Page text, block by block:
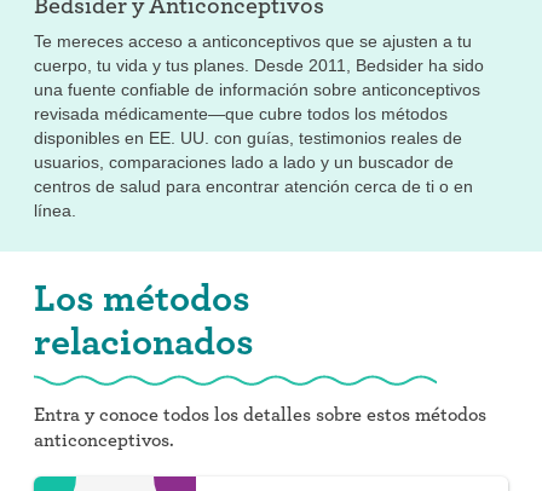
Te mereces acceso a anticonceptivos que se ajusten a tu
cuerpo, tu vida y tus planes. Desde 2011, Bedsider ha sido
una fuente confiable de información sobre anticonceptivos
revisada médicamente—que cubre todos los métodos
disponibles en EE. UU. con guías, testimonios reales de
usuarios, comparaciones lado a lado y un buscador de
centros de salud para encontrar atención cerca de ti o en
línea.
Los métodos
relacionados
Entra y conoce todos los detalles sobre estos métodos
anticonceptivos.